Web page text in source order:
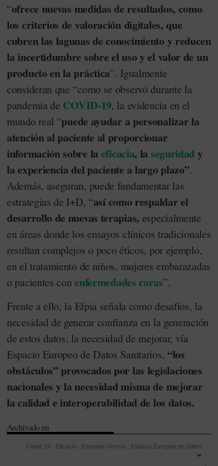
“ofrece nuevas medidas de resultados, como
los criterios de valoración digitales, que
cubren las lagunas de conocimiento y reducen
la incertidumbre sobre el uso y el valor de un
producto en la práctica”. Igualmente
consideran que “como se observó durante la
pandemia de COVID-19, la evidencia en el
mundo real “puede ayudar a personalizar la
atención al paciente al proporcionar
información sobre la eficacia, la seguridady
la experiencia del paciente a largo plazo”.
Además, aseguran, puede fundamentar las
estrategias de I+D, “así como respaldar el
desarrollo de nuevas terapias, especialmente
en áreas donde los ensayos clínicos tradicionales
resultan complejos o poco éticos, por ejemplo,
en el tratamiento de niños, mujeres embarazadas
o pacientes conenfermedades raras”.
Frente a ello, la Efpia señala como desafíos, la
necesidad de generar confianza en la generación
de estos datos; la necesidad de mejorar, vía
Espacio Europeo de Datos Sanitarios, “los
obstáculos” provocados por las legislaciones
nacionales y la necesidad misma de mejorar
la calidad e interoperabilidad de los datos.
Archivado en
Covid-19 - Eficacia - Ensayos clínicos - Espacio Europeo de Datos